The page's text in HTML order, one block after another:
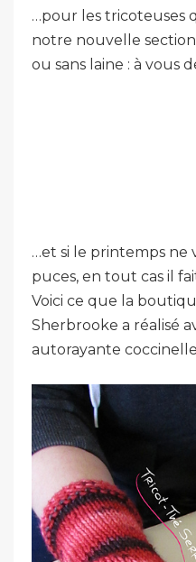
…pour les tricoteuses
notre nouvelle section
ou sans laine : à vous
…et si le printemps ne
puces, en tout cas il
Voici ce que la
Sherbrooke a réalisé
autorayante